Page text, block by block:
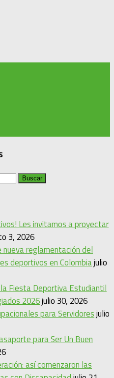
Les invitamos a proyectar
3, 2026
reglamentación del
deportivos en Colombiajulio
Fiesta Deportiva Estudiantil
2026julio 30, 2026
para Servidoresjulio
para Ser Un Buen
así comenzaron las